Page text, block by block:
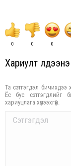
0 0 0
Хариулт үлдээнэ үү
Та сэтгэгдэл бичихдээ
Ёс бус сэтгэгдлийг
хариуцлага хүлээхгүй.
Comment